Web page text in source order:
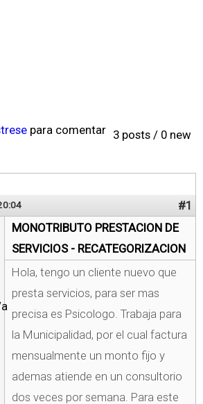
3 posts / 0 new
para comentar
#1
MONOTRIBUTO PRESTACION DE
SERVICIOS - RECATEGORIZACION
Hola, tengo un cliente nuevo que
presta servicios, para ser mas
precisa es Psicologo. Trabaja para
la Municipalidad, por el cual factura
mensualmente un monto fijo y
ademas atiende en un consultorio
dos veces por semana. Para este